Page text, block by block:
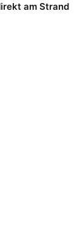
am Strand